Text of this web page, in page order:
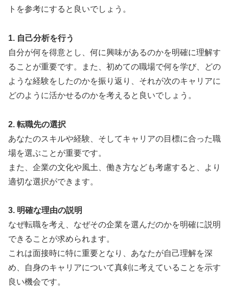
トを参考にすると良いでしょう。
1. 自己分析を行う
自分が何を得意とし、何に興味があるのかを明確に理解す
ることが重要です。また、初めての職場で何を学び、どの
ような経験をしたのかを振り返り、それが次のキャリアに
どのように活かせるのかを考えると良いでしょう。
2. 転職先の選択
あなたのスキルや経験、そしてキャリアの目標に合った職
場を選ぶことが重要です。
また、企業の文化や風土、働き方なども考慮すると、より
適切な選択ができます。
3. 明確な理由の説明
なぜ転職を考え、なぜその企業を選んだのかを明確に説明
できることが求められます。
これは面接時に特に重要となり、あなたが自己理解を深
め、自身のキャリアについて真剣に考えていることを示す
良い機会です。